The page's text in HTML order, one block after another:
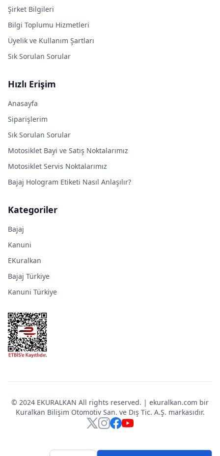
Şirket Bilgileri
Bilgi Toplumu Hizmetleri
Üyelik ve Kullanım Şartları
Sık Sorulan Sorular
Hızlı Erişim
Anasayfa
Siparişlerim
Sık Sorulan Sorular
Motosiklet Bayi ve Satış Noktalarımız
Motosiklet Servis Noktalarımız
Bajaj Hologram Etiketi Nasıl Anlaşılır?
Kategoriler
Bajaj
Kanuni
EKuralkan
Bajaj Türkiye
Kanuni Türkiye
© 2024 EKURALKAN All rights reserved. | ekuralkan.com bir
Kuralkan Bilişim Otomotiv San. ve Dış Tic. A.Ş. markasıdır.